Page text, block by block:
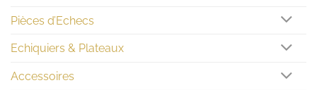
Pièces d’Echecs
Echiquiers & Plateaux
Accessoires